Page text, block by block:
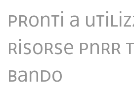
pronti a
risorse Pnrr
bando